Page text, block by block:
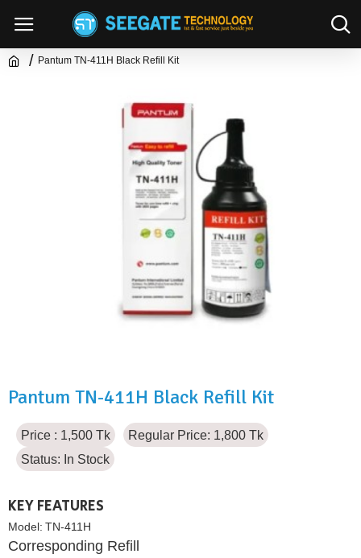
Pantum TN-411H Black Refill Kit
Pantum TN-411H Black Refill Kit
Price : 1,500 Tk
Regular Price: 1,800 Tk
Status: In Stock
KEY FEATURES
Model: TN-411H
Corresponding Refill